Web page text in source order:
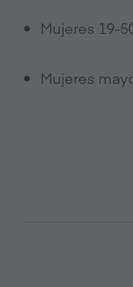
Mujeres 19-
Mujeres